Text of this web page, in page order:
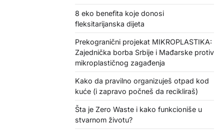
8 eko benefita koje donosi
fleksitarijanska dijeta
Prekogranični projekat MIKROPLASTIKA:
Zajednička borba Srbije i Mađarske protiv
mikroplastičnog zagađenja
Kako da pravilno organizuješ otpad kod
kuće (i zapravo počneš da recikliraš)
Šta je Zero Waste i kako funkcioniše u
stvarnom životu?